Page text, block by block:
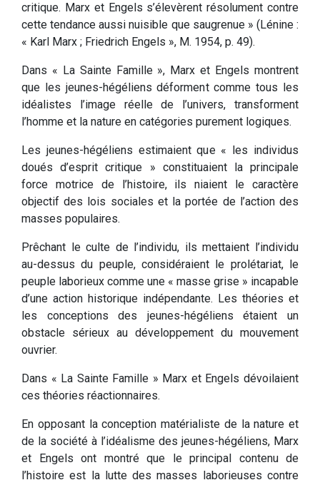
critique. Marx et Engels s’élevèrent résolument contre
cette tendance aussi nuisible que saugrenue » (Lénine :
« Karl Marx ; Friedrich Engels », M. 1954, p. 49).
Dans « La Sainte Famille », Marx et Engels montrent
que les jeunes-hégéliens déforment comme tous les
idéalistes l’image réelle de l’univers, transforment
l’homme et la nature en catégories purement logiques.
Les jeunes-hégéliens estimaient que « les individus
doués d’esprit critique » constituaient la principale
force motrice de l’histoire, ils niaient le caractère
objectif des lois sociales et la portée de l’action des
masses populaires.
Prêchant le culte de l’individu, ils mettaient l’individu
au-dessus du peuple, considéraient le prolétariat, le
peuple laborieux comme une « masse grise » incapable
d’une action historique indépendante. Les théories et
les conceptions des jeunes-hégéliens étaient un
obstacle sérieux au développement du mouvement
ouvrier.
Dans « La Sainte Famille » Marx et Engels dévoilaient
ces théories réactionnaires.
En opposant la conception matérialiste de la nature et
de la société à l’idéalisme des jeunes-hégéliens, Marx
et Engels ont montré que le principal contenu de
l’histoire est la lutte des masses laborieuses contre